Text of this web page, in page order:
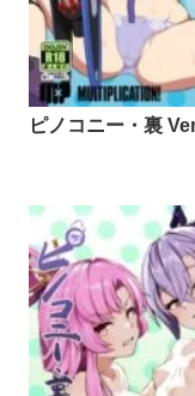
ピノコニー・裏